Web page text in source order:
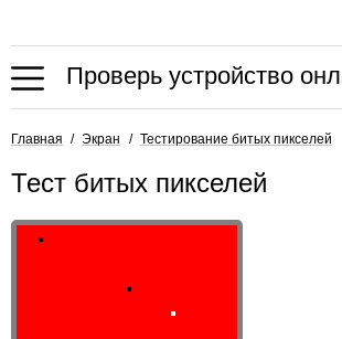
Проверь устройство
Главная Экран Тестирование битых пикселей
Тест битых пикселей